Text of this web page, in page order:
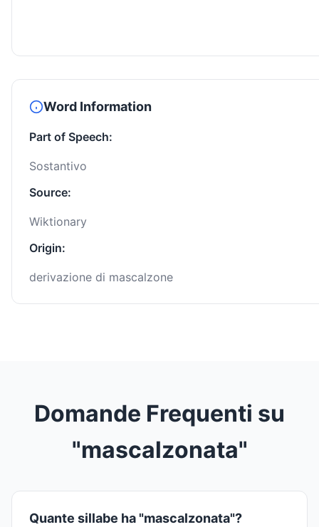
Word Information
Part of Speech:
Sostantivo
Source:
Wiktionary
Origin:
derivazione di mascalzone
Domande Frequenti su
"mascalzonata"
Quante sillabe ha "mascalzonata"?